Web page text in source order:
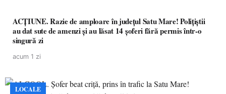
ACȚIUNE. Razie de amploare în județul Satu Mare! Polițiștii
au dat sute de amenzi și au lăsat 14 șoferi fără permis într-o
singură zi
acum 1 zi
LOCALE